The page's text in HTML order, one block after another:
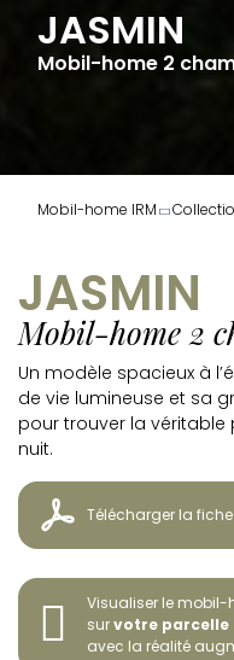
JASMIN
Mobil-home 2
Mobil-home IRM
JASMIN
Mobil-home 2
Un modèle spacieux à
de vie lumineuse et sa
pour trouver la véritable
nuit.
Télécharger la
Visualiser le mobil-
survotre parcelle
avec la réalité